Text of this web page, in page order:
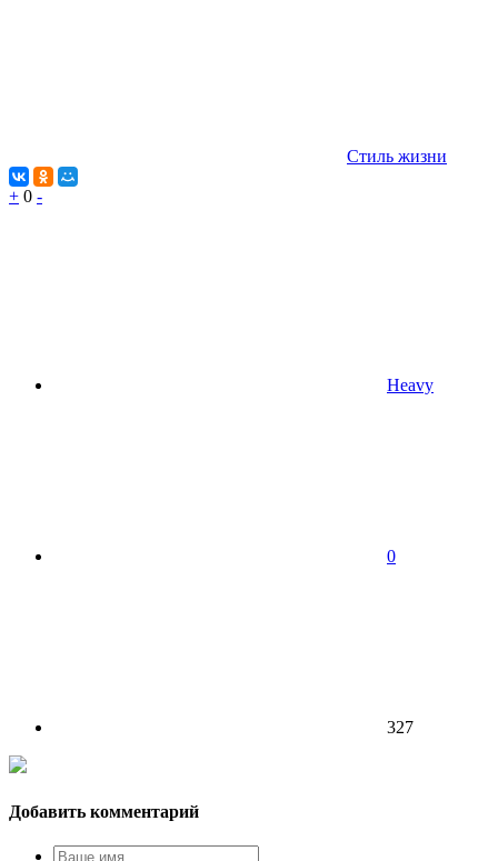
Стиль жизни
+ 0 -
Heavy
0
327
Добавить комментарий